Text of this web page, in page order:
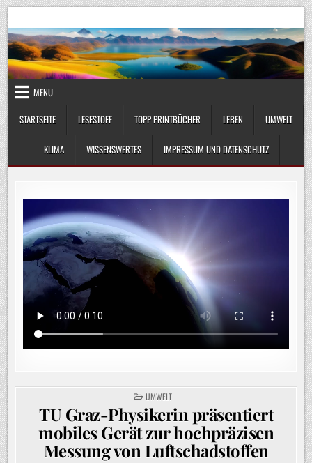
Skip
to
content
UmweltKlima.com
MENU
STARTSEITE
LESESTOFF TOPP PRINTBÜCHER LEBEN UMWELT
KLIMA WISSENSWERTES IMPRESSUM UND DATENSCHUTZ
POSTED
IN
UMWELT
TU Graz-Physikerin präsentiert
mobiles Gerät zur hochpräzisen
Messung von Luftschadstoffen